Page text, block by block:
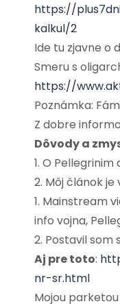
https://
kalkul/2
Ide tu zjavne o
Smeru s
https://
Poznámka:
Z dobre
Dôvody a
1. O
2. Môj článok
1. Mainstream
info vojna,
2. Postavil som
Aj pre toto:
nr-sr.html
Mojou